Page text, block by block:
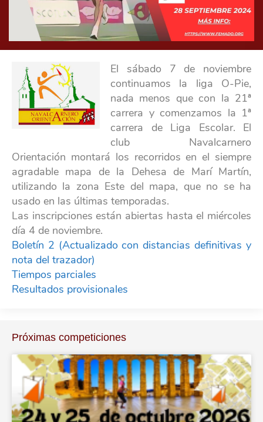
El sábado 7 de noviembre
continuamos la liga O-Pie,
nada menos que con la 21ª
carrera y comenzamos la 1ª
carrera de Liga Escolar. El
club Navalcarnero
Orientación montará los recorridos en el siempre
agradable mapa de la Dehesa de Marí Martín,
utilizando la zona Este del mapa, que no se ha
usado en las últimas temporadas.
Las inscripciones están abiertas hasta el miércoles
día 4 de noviembre.
Boletín 2 (Actualizado con distancias definitivas y
nota del trazador)
Tiempos parciales
Resultados provisionales
Próximas competiciones